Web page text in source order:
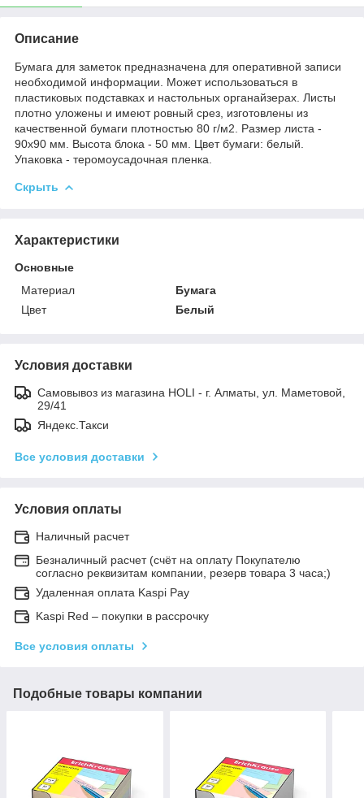
Описание
Бумага для заметок предназначена для оперативной записи
необходимой информации. Может использоваться в
пластиковых подставках и настольных органайзерах. Листы
плотно уложены и имеют ровный срез, изготовлены из
качественной бумаги плотностью 80 г/м2. Размер листа -
90х90 мм. Высота блока - 50 мм. Цвет бумаги: белый.
Упаковка - теромоусадочная пленка.
Скрыть
Характеристики
Основные
Материал
Бумага
Цвет
Белый
Условия доставки
Самовывоз из магазина HOLI - г. Алматы, ул. Маметовой,
29/41
Яндекс.Такси
Все условия доставки
Условия оплаты
Наличный расчет
Безналичный расчет (счёт на оплату Покупателю
согласно реквизитам компании, резерв товара 3 часа;)
Удаленная оплата Kaspi Pay
Kaspi Red – покупки в рассрочку
Все условия оплаты
Подобные товары компании